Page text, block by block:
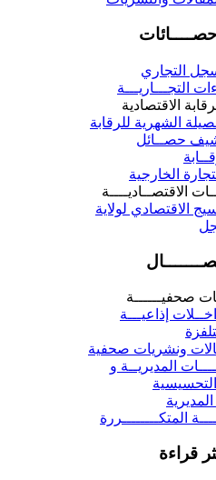
التجاري
التجـــاريـــة
الاقتصادية
الشهرية للرقابة
حصــائل
الخارجية
الاقتصــاديــــة
الاقتصادي لولاية
صحفيــــــة
إذاعيـــة
ونشريات صحفية
المديريــة و
المتكــــــــررة
قراءة